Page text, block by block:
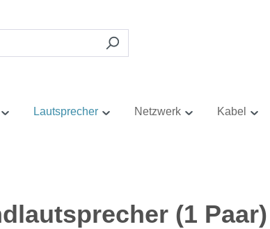
Lautsprecher Netzwerk Kabel
(1 Paar)